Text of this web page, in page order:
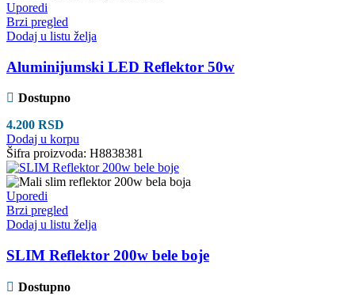
Uporedi
Brzi pregled
Dodaj u listu želja
Aluminijumski LED Reflektor 50w
Dostupno
4.200 RSD
Dodaj u korpu
Šifra proizvoda: H8838381
Uporedi
Brzi pregled
Dodaj u listu želja
SLIM Reflektor 200w bele boje
Dostupno